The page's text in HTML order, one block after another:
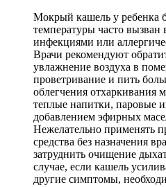
Мокрый кашель у ребенка
температуры часто
инфекциями или
Врачи рекомендуют
увлажнение воздуха в
проветривание и пить
облегчения отхаркивания
теплые напитки, паровые
добавлением эфирных
Нежелательно применять
средства без назначения
затруднить очищение
случае, если кашель
другие симптомы,